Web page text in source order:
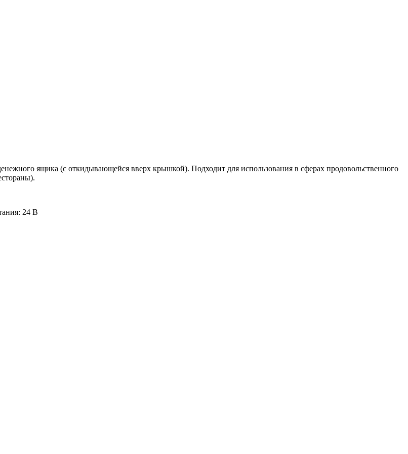
ящика (с откидывающейся вверх крышкой). Подходит для использования в сферах продовольственного
24 В